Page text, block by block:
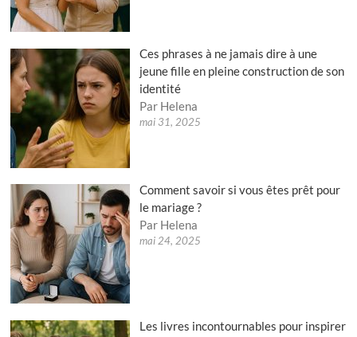
Ces phrases à ne jamais dire à une
jeune fille en pleine construction de son
identité
Par Helena
mai 31, 2025
Comment savoir si vous êtes prêt pour
le mariage ?
Par Helena
mai 24, 2025
Les livres incontournables pour inspirer